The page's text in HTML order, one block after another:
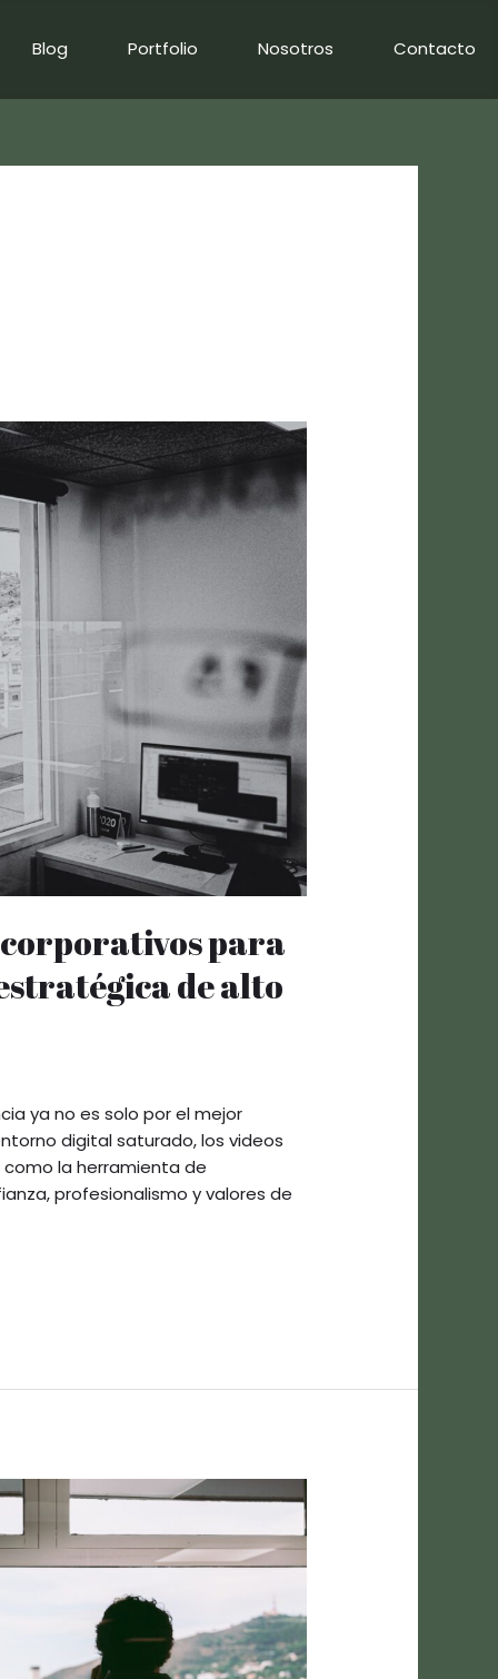
Blog Portfolio Nosotros Contacto
para
de alto
ya no es solo por el mejor
digital saturado, los videos
la herramienta de
profesionalismo y valores de